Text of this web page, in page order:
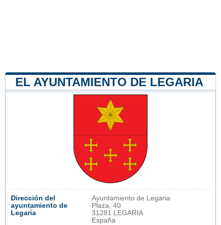
EL AYUNTAMIENTO DE LEGARIA
Dirección del
ayuntamiento de
Legaria
Ayuntamiento de Legaria
Plaza, 40
31281 LEGARIA
España